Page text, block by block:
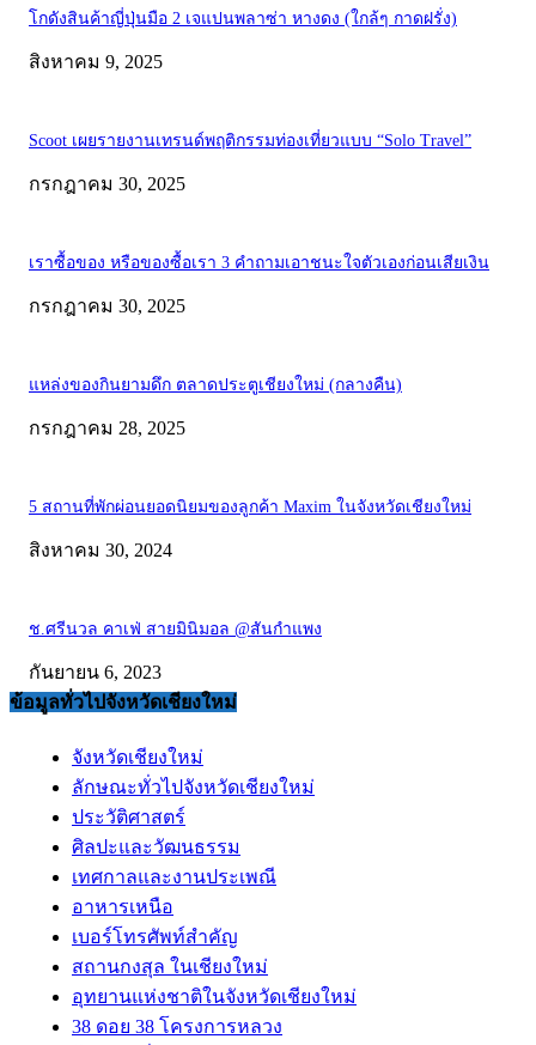
โกดังสินค้าญี่ปุ่นมือ 2 เจแปนพลาซ่า หางดง (ใกล้ๆ กาดฝรั่ง)
สิงหาคม 9, 2025
Scoot เผยรายงานเทรนด์พฤติกรรมท่องเที่ยวแบบ “Solo Travel”
กรกฎาคม 30, 2025
เราซื้อของ หรือของซื้อเรา 3 คำถามเอาชนะใจตัวเองก่อนเสียเงิน
กรกฎาคม 30, 2025
แหล่งของกินยามดึก ตลาดประตูเชียงใหม่ (กลางคืน)
กรกฎาคม 28, 2025
5 สถานที่พักผ่อนยอดนิยมของลูกค้า Maxim ในจังหวัดเชียงใหม่
สิงหาคม 30, 2024
ช.ศรีนวล คาเฟ่ สายมินิมอล @สันกำแพง
กันยายน 6, 2023
ข้อมูลทั่วไปจังหวัดเชียงใหม่
จังหวัดเชียงใหม่
ลักษณะทั่วไปจังหวัดเชียงใหม่
ประวัติศาสตร์
ศิลปะและวัฒนธรรม
เทศกาลและงานประเพณี
อาหารเหนือ
เบอร์โทรศัพท์สำคัญ
สถานกงสุล ในเชียงใหม่
อุทยานแห่งชาติในจังหวัดเชียงใหม่
38 ดอย 38 โครงการหลวง